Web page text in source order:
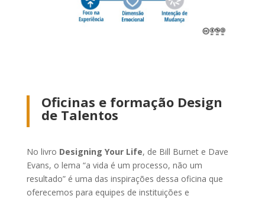
Oficinas e formação Design
de Talentos
No livro Designing Your Life, de Bill Burnet e Dave
Evans, o lema “a vida é um processo, não um
resultado” é uma das inspirações dessa oficina que
oferecemos para equipes de instituições e